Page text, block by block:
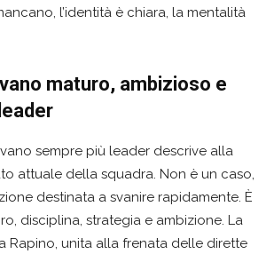
l’identità è chiara, la mentalità
maturo, ambizioso e
sempre più leader descrive alla
attuale della squadra. Non è un caso,
destinata a svanire rapidamente. È
disciplina, strategia e ambizione. La
Rapino, unita alla frenata delle dirette